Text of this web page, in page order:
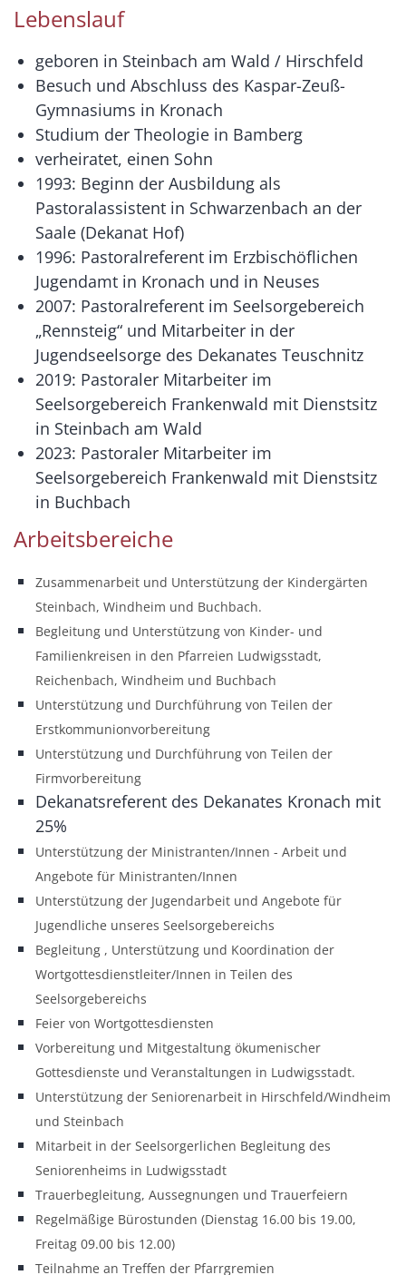
Lebenslauf
geboren in Steinbach am Wald / Hirschfeld
Besuch und Abschluss des Kaspar-Zeuß-
Gymnasiums in Kronach
Studium der Theologie in Bamberg
verheiratet, einen Sohn
1993: Beginn der Ausbildung als
Pastoralassistent in Schwarzenbach an der
Saale (Dekanat Hof)
1996: Pastoralreferent im Erzbischöflichen
Jugendamt in Kronach und in Neuses
2007: Pastoralreferent im Seelsorgebereich
„Rennsteig“ und Mitarbeiter in der
Jugendseelsorge des Dekanates Teuschnitz
2019: Pastoraler Mitarbeiter im
Seelsorgebereich Frankenwald mit Dienstsitz
in Steinbach am Wald
2023: Pastoraler Mitarbeiter im
Seelsorgebereich Frankenwald mit Dienstsitz
in Buchbach
Arbeitsbereiche
Zusammenarbeit und Unterstützung der Kindergärten
Steinbach, Windheim und Buchbach.
Begleitung und Unterstützung von Kinder- und
Familienkreisen in den Pfarreien Ludwigsstadt,
Reichenbach, Windheim und Buchbach
Unterstützung und Durchführung von Teilen der
Erstkommunionvorbereitung
Unterstützung und Durchführung von Teilen der
Firmvorbereitung
Dekanatsreferent des Dekanates Kronach mit
25%
Unterstützung der Ministranten/Innen - Arbeit und
Angebote für Ministranten/Innen
Unterstützung der Jugendarbeit und Angebote für
Jugendliche unseres Seelsorgebereichs
Begleitung , Unterstützung und Koordination der
Wortgottesdienstleiter/Innen in Teilen des
Seelsorgebereichs
Feier von Wortgottesdiensten
Vorbereitung und Mitgestaltung ökumenischer
Gottesdienste und Veranstaltungen in Ludwigsstadt.
Unterstützung der Seniorenarbeit in Hirschfeld/Windheim
und Steinbach
Mitarbeit in der Seelsorgerlichen Begleitung des
Seniorenheims in Ludwigsstadt
Trauerbegleitung, Aussegnungen und Trauerfeiern
Regelmäßige Bürostunden (Dienstag 16.00 bis 19.00,
Freitag 09.00 bis 12.00)
Teilnahme an Treffen der Pfarrgremien